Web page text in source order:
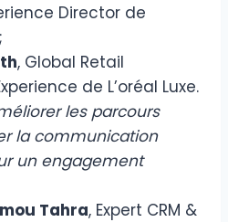
Director de
, Global Retail
de L’oréal Luxe.
les parcours
la communication
un engagement
Tahra, Expert CRM &